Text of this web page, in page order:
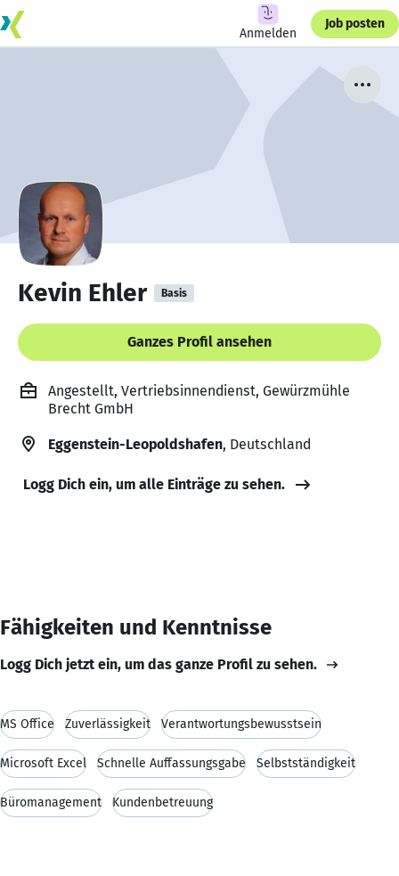
Anmelden
Job posten
Kevin Ehler Basis
Ganzes Profil ansehen
Angestellt, Vertriebsinnendienst, Gewürzmühle
Brecht GmbH
Eggenstein-Leopoldshafen, Deutschland
Logg Dich ein, um alle Einträge zu sehen.
Fähigkeiten und Kenntnisse
Logg Dich jetzt ein, um das ganze Profil zu sehen.
MS Office Zuverlässigkeit Verantwortungsbewusstsein
Microsoft Excel Schnelle Auffassungsgabe Selbstständigkeit
Büromanagement Kundenbetreuung